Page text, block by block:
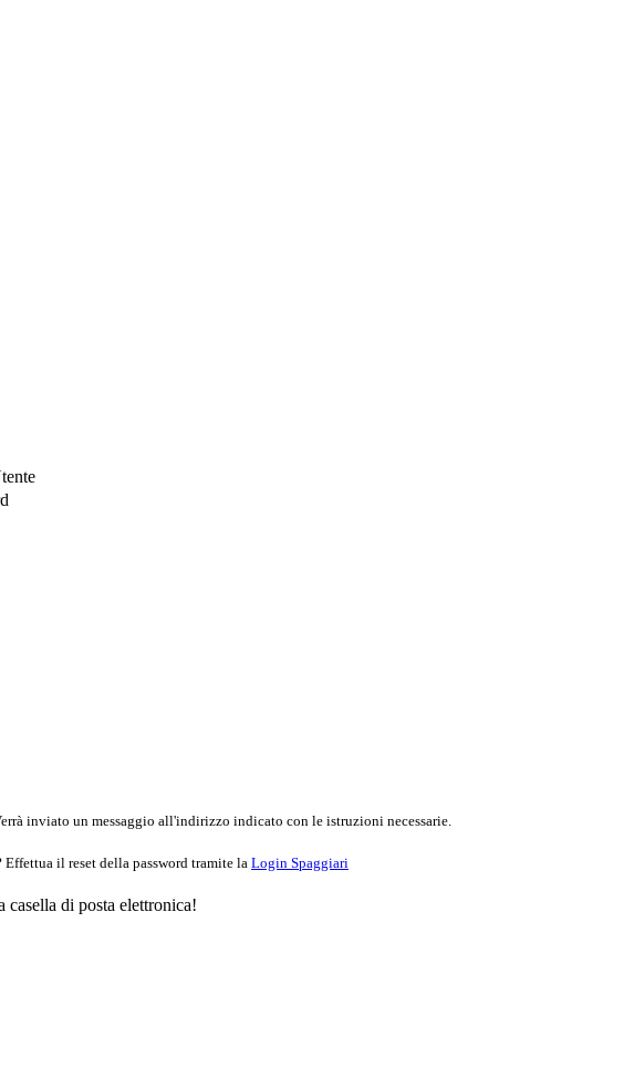
inviato un messaggio all'indirizzo indicato con le istruzioni necessarie.
il reset della password tramite la Login Spaggiari
di posta elettronica!